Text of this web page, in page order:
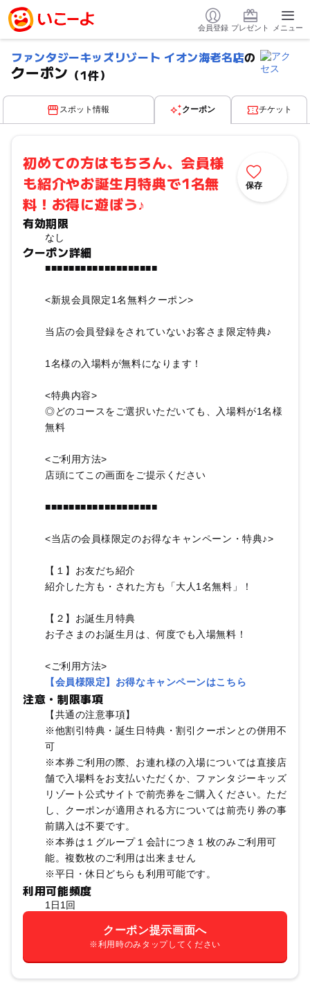
会員登録 プレゼント メニュー
ファンタジーキッズリゾート イオン海老名店の
クーポン （1件）
スポット情報 クーポン チケット
初めての方はもちろん、会員様
も紹介やお誕生月特典で1名無
料！お得に遊ぼう♪
保存
有効期限
なし
クーポン詳細
■■■■■■■■■■■■■■■■■■■
<新規会員限定1名無料クーポン>
当店の会員登録をされていないお客さま限定特典♪
1名様の入場料が無料になります！
<特典内容>
◎どのコースをご選択いただいても、入場料が1名様
無料
<ご利用方法>
店頭にてこの画面をご提示ください
■■■■■■■■■■■■■■■■■■■
<当店の会員様限定のお得なキャンペーン・特典♪>
【１】お友だち紹介
紹介した方も・された方も「大人1名無料」！
【２】お誕生月特典
お子さまのお誕生月は、何度でも入場無料！
<ご利用方法>
【会員様限定】お得なキャンペーンはこちら
注意・制限事項
【共通の注意事項】
※他割引特典・誕生日特典・割引クーポンとの併用不
可
※本券ご利用の際、お連れ様の入場については直接店
舗で入場料をお支払いただくか、ファンタジーキッズ
リゾート公式サイトで前売券をご購入ください。ただ
し、クーポンが適用される方については前売り券の事
前購入は不要です。
※本券は１グループ１会計につき１枚のみご利用可
能。複数枚のご利用は出来ません
※平日・休日どちらも利用可能です。
利用可能頻度
1日1回
クーポン提示画面へ
※利用時のみタップしてください